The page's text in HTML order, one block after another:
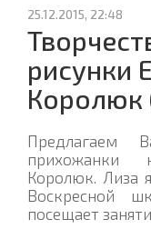
25.12.2015, 22:48
рисунки
Предлагаем
прихожанки
Королюк. Лиза
Воскресной
посещает